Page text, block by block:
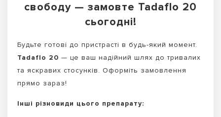
свободу — замовте Tadaflo 20
сьогодні!
Будьте готові до пристрасті в будь-який момент.
Tadaflo 20 — це ваш надійний шлях до тривалих
та яскравих стосунків. Оформіть замовлення
прямо зараз!
Інші різновиди цього препарату: